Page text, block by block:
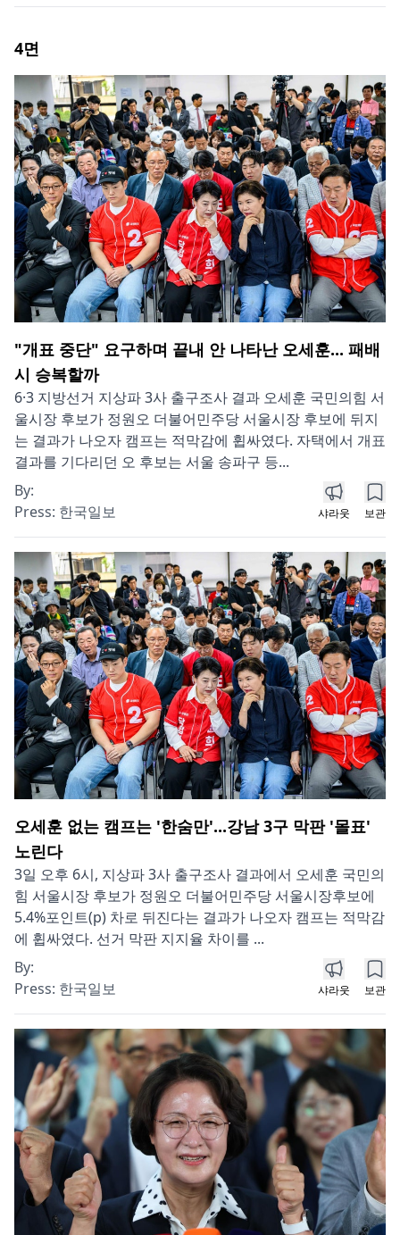
4면
"개표 중단" 요구하며 끝내 안 나타난 오세훈... 패배
시 승복할까
6·3 지방선거 지상파 3사 출구조사 결과 오세훈 국민의힘 서
울시장 후보가 정원오 더불어민주당 서울시장 후보에 뒤지
는 결과가 나오자 캠프는 적막감에 휩싸였다. 자택에서 개표
결과를 기다리던 오 후보는 서울 송파구 등...
By:
Press: 한국일보 샤라웃 보관
오세훈 없는 캠프는 '한숨만'...강남 3구 막판 '몰표'
노린다
3일 오후 6시, 지상파 3사 출구조사 결과에서 오세훈 국민의
힘 서울시장 후보가 정원오 더불어민주당 서울시장후보에
5.4%포인트(p) 차로 뒤진다는 결과가 나오자 캠프는 적막감
에 휩싸였다. 선거 막판 지지율 차이를 ...
By:
Press: 한국일보 샤라웃 보관